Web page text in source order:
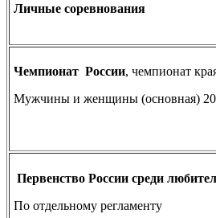
Личные соревнования
Чемпионат России, чемпионат
Мужчины и женщины (основная)
Первенство России среди
По отдельному регламенту